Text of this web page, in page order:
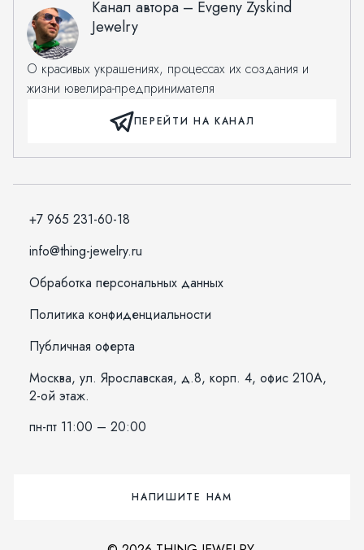
ПЕРЕЙТИ НА КАНАЛ
Канал автора – Evgeny Zyskind
Jewelry
О красивых украшениях, процессах их создания и
жизни ювелира-предпринимателя
+7 965 231-60-18
info@thing-jewelry.ru
Обработка персональных данных
Политика конфиденциальности
Публичная оферта
НАПИШИТЕ НАМ
Москва, ул. Ярославская, д.8, корп. 4, офис 210А,
2-ой этаж.
пн-пт 11:00 – 20:00